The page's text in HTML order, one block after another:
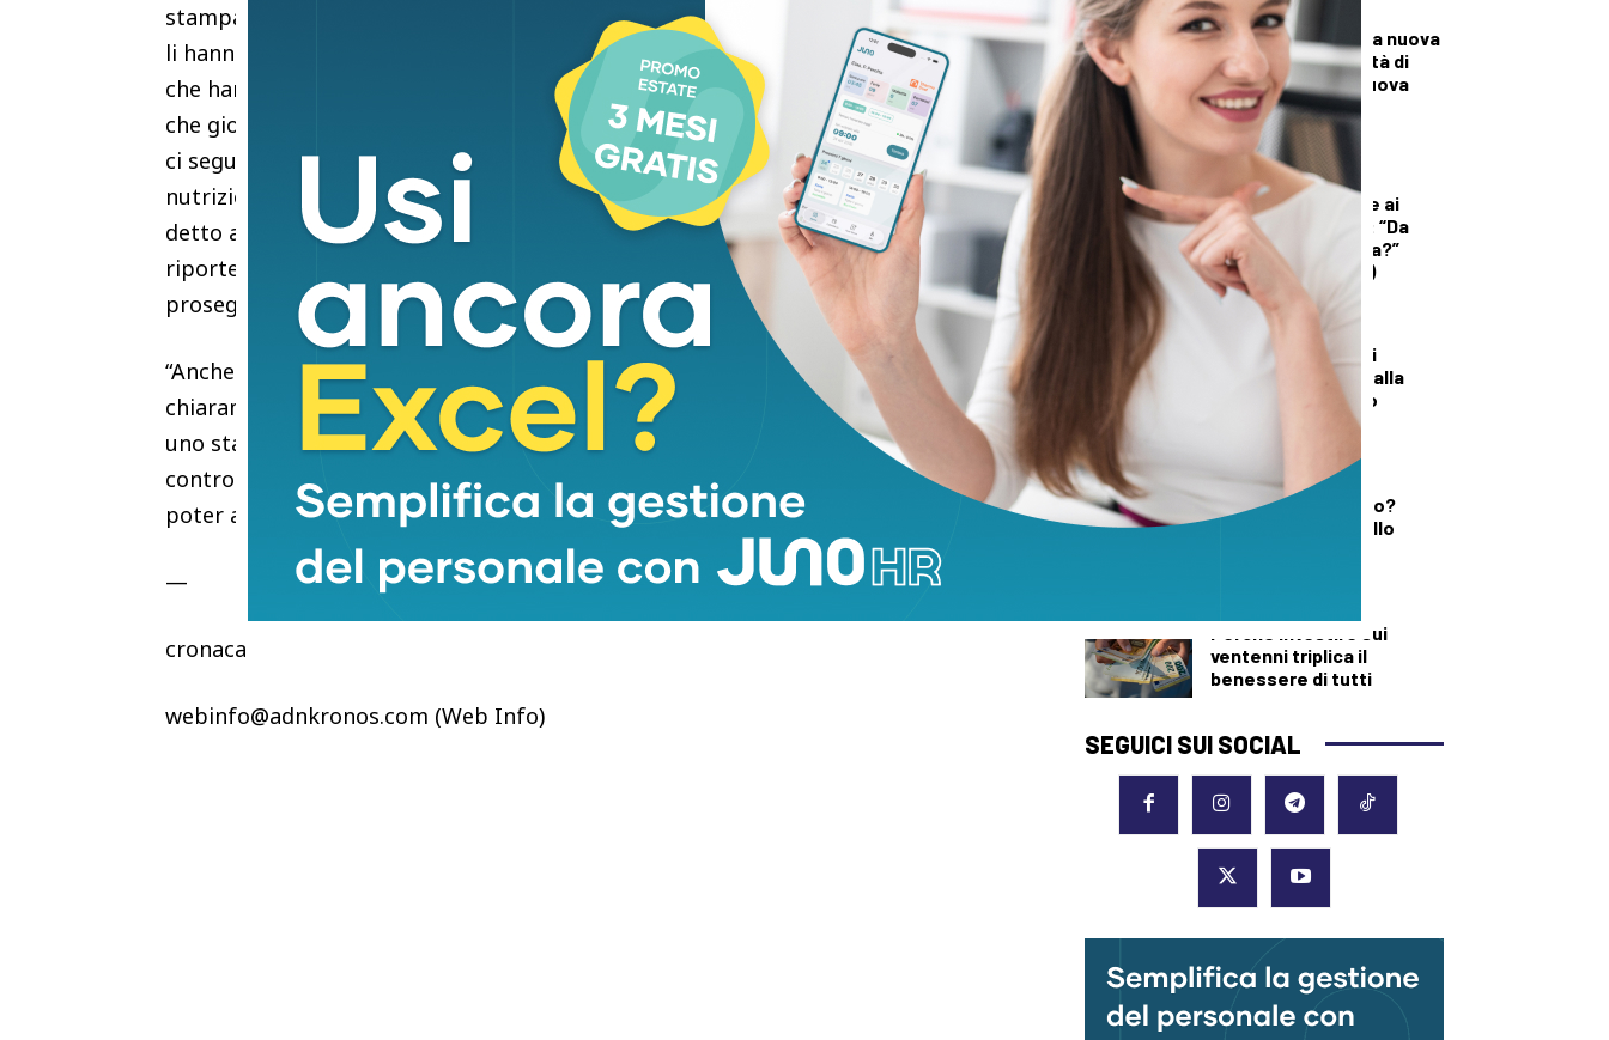
stampa per ringraziare tutto il personale medico e infermietistico che in questi mesi
li hanno assistiti. “Siamo stati circondati da uno staff eccellente di chirurghi, psicologi
che hanno aiutato tantissimo Elsa nel suo percorso di sopportazione, di infermiere
che giorno dopo giorno sono diventate delle amiche per mia figlia e nutrizionisti che
ci seguiranno ancora visto che Elsa avrà bisogno di fare molta attenzione sulla sua
nutrizione per recuperare appieno il funzionamento di tutto l’apparato digestivo”, ha
detto ancora il papà che poi ha fatto sapere che “appena sarà possibile la
riporteremo a Zurigo per ringraziare chi ha iniziato il percorso per salvarle la vita poi
proseguito al Cto di Torino”.
“Anche per noi – ha poi aggiunto – si ricomincia a vivere, siamo un po’ agitati perché
chiaramente sarà una vita nuova, ci sarà da appoggiare e seguire Elsa, non avremo più
uno staff al nostro fianco ad aiutarci, torneremo qui in ospedale ogni settimana per i
controlli. Sara’, quindi, una nuova vita con tanti sogni che non pensavamo neanche di
poter avere”
—
cronaca
webinfo@adnkronos.com (Web Info)
CRONACA
A Palazzo Mazzini la nuova
Casa della Comunità di
Pontremoli: è la nuova
sede della sanità
territoriale
DEMOGRAFICA
Licia Colò risponde ai
commenti sull’età: “Da
quando è un’offesa?”
(solo per le donne)
DALLA TOSCANA
Un’altra giornata di
incendi di bosco, dalla
Toscana al Mugello
Testosterone e
spermatozoi in calo?
Cosa c’è di vero nello
Perché investire sui
ventenni triplica il
benessere di tutti
SEGUICI SUI SOCIAL